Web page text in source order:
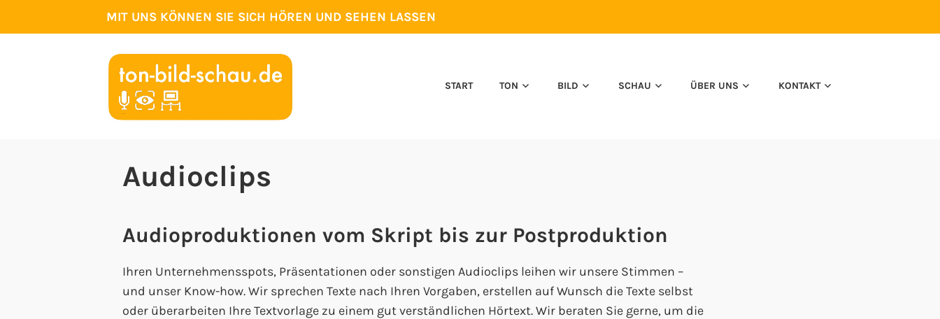
MIT UNS KÖNNEN SIE SICH HÖREN UND SEHEN LASSEN
START TON BILD SCHAU ÜBER UNS KONTAKT
Audioclips
Audioproduktionen vom Skript bis zur Postproduktion
Ihren Unternehmensspots, Präsentationen oder sonstigen Audioclips leihen wir unsere Stimmen –
und unser Know-how. Wir sprechen Texte nach Ihren Vorgaben, erstellen auf Wunsch die Texte selbst
oder überarbeiten Ihre Textvorlage zu einem gut verständlichen Hörtext. Wir beraten Sie gerne, um die